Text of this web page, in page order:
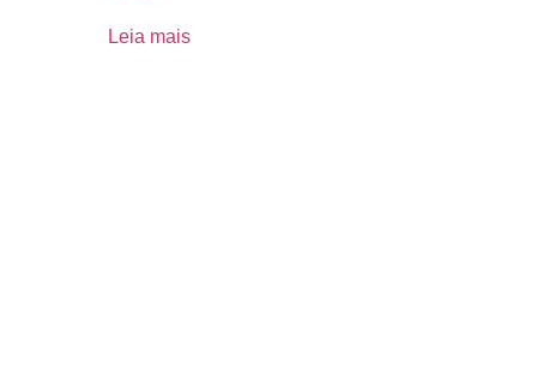
Leia mais